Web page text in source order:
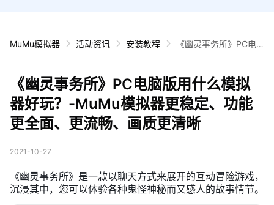
MuMu模拟器 活动资讯 安装教程
《幽灵事务所》PC电
定、功能更全面、更流
畅、画质更清晰
《幽灵事务所》PC电脑版用什么模拟
器好玩？-MuMu模拟器更稳定、功能
更全面、更流畅、画质更清晰
2021-10-27
《幽灵事务所》是一款以聊天方式来展开的互动冒险游戏，
沉浸其中，您可以体验各种鬼怪神秘而又感人的故事情节。